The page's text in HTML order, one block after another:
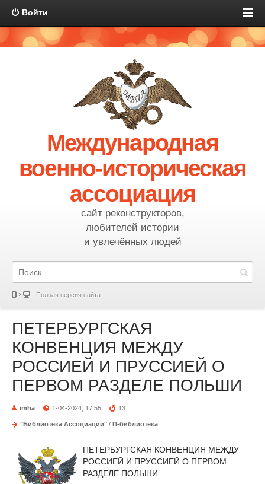
Войти
Международная
военно-историческая
ассоциация
сайт реконструкторов,
любителей истории
и увлечённых людей
Полная версия сайта
ПЕТЕРБУРГСКАЯ
КОНВЕНЦИЯ МЕЖДУ
РОССИЕЙ И ПРУССИЕЙ О
ПЕРВОМ РАЗДЕЛЕ ПОЛЬШИ
imha 1-04-2024, 17:55 13
"Библиотека Ассоциации" / П-библиотека
ПЕТЕРБУРГСКАЯ КОНВЕНЦИЯ МЕЖДУ
РОССИЕЙ И ПРУССИЕЙ О ПЕРВОМ
РАЗДЕЛЕ ПОЛЬШИ